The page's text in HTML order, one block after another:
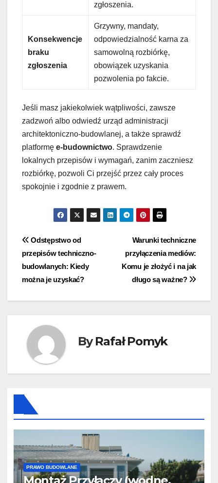
zgłoszenia.
Konsekwencje
braku
zgłoszenia
Grzywny, mandaty,
odpowiedzialność karna za
samowolną rozbiórkę,
obowiązek uzyskania
pozwolenia po fakcie.
Jeśli masz jakiekolwiek wątpliwości, zawsze
zadzwoń albo odwiedź urząd administracji
architektoniczno-budowlanej, a także sprawdź
platformę e-budownictwo. Sprawdzenie
lokalnych przepisów i wymagań, zanim zaczniesz
rozbiórkę, pozwoli Ci przejść przez cały proces
spokojnie i zgodnie z prawem.
Nawigacja
wpisu
Warunki techniczne
przyłączenia mediów:
Komu je złożyć i na jak
długo są ważne?
Odstępstwo od
przepisów techniczno-
budowlanych: Kiedy
można je uzyskać?
ByRafał Pomyk
PRAWO BUDOWLANE
Montaż Przyłączy (wodne,